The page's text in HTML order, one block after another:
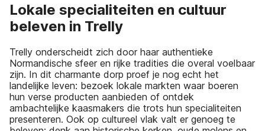
Lokale specialiteiten en cultuur
beleven in Trelly
Trelly onderscheidt zich door haar authentieke
Normandische sfeer en rijke tradities die overal voelbaar
zijn. In dit charmante dorp proef je nog echt het
landelijke leven: bezoek lokale markten waar boeren
hun verse producten aanbieden of ontdek
ambachtelijke kaasmakers die trots hun specialiteiten
presenteren. Ook op cultureel vlak valt er genoeg te